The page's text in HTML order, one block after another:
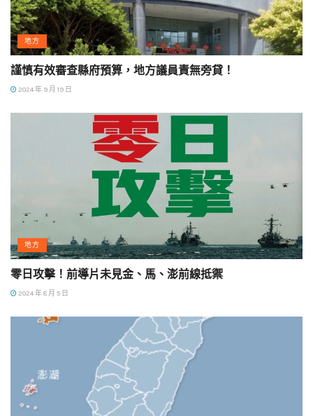
地方
謹慎有效審查縣府預算，地方議員責無旁貸！
2024 年 9 月 19 日
地方
零日攻擊！前導片未見金、馬、澎前線抵禦
2024 年 8 月 5 日